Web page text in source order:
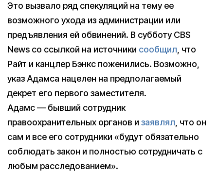
Это вызвало ряд спекуляций на тему ее
возможного ухода из администрации или
предъявления ей обвинений. В субботу CBS
News со ссылкой на источники сообщил, что
Райт и канцлер Бэнкс поженились. Возможно,
указ Адамса нацелен на предполагаемый
декрет его первого заместителя.
Адамс — бывший сотрудник
правоохранительных органов и заявлял, что он
сам и все его сотрудники «будут обязательно
соблюдать закон и полностью сотрудничать с
любым расследованием».